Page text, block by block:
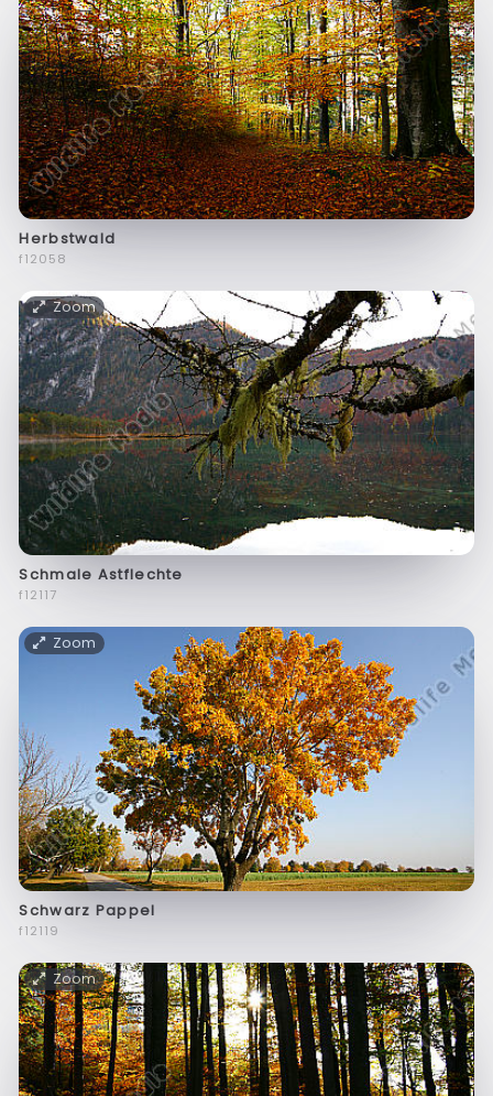
Herbstwald
f12058
Zoom
Schmale Astflechte
f12117
Zoom
Schwarz Pappel
f12119
Zoom